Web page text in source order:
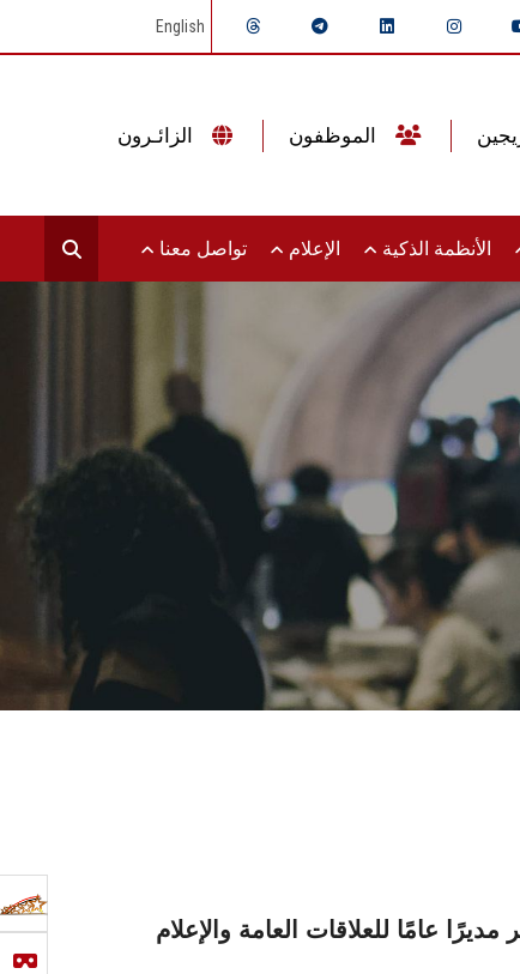
English
الأنظمة الذكية الإعلام تواصل معنا
مديرًا عامًا للعلاقات العامة والإعلام